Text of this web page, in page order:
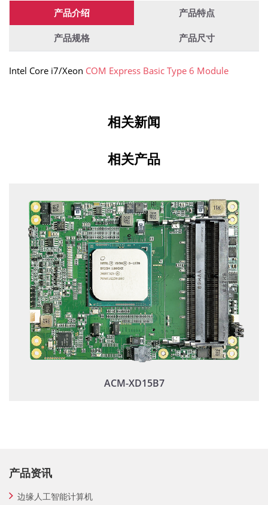
产品介绍 产品特点
产品规格 产品尺寸
Intel Core i7/Xeon COM Express Basic Type 6 Module
相关新闻
相关产品
ACM-XD15B7
产品资讯
边缘人工智能计算机